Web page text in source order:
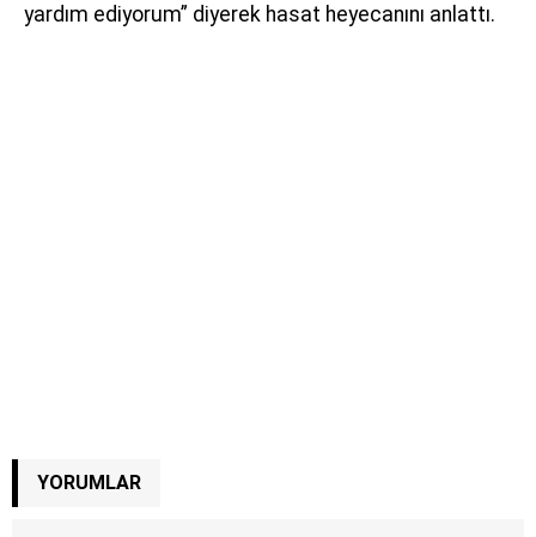
yardım ediyorum” diyerek hasat heyecanını anlattı.
YORUMLAR